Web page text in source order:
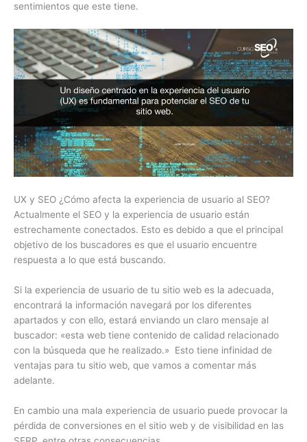
sentimientos que este tiene.
UX y SEO ¿Cómo afecta la experiencia de usuario al SEO?
Actualmente el SEO y la experiencia de usuario están
estrechamente conectados. Esto es debido a que el principal
objetivo de los buscadores es que el usuario encuentre
respuesta a lo que está buscando.
Si la experiencia de usuario de tu sitio web es la adecuada,
encontrará la información navegará por los diferentes
apartados y con ello, estará enviando un claro mensaje al
buscador: «esta web tiene contenido de calidad relacionado
con la búsqueda que he realizado.» Esto tiene infinidad de
ventajas para tu sitio web, que vamos a comentar más
adelante.
En cambio una mala experiencia de usuario puede provocar la
pérdida de conversiones en el sitio web y de visibilidad en las